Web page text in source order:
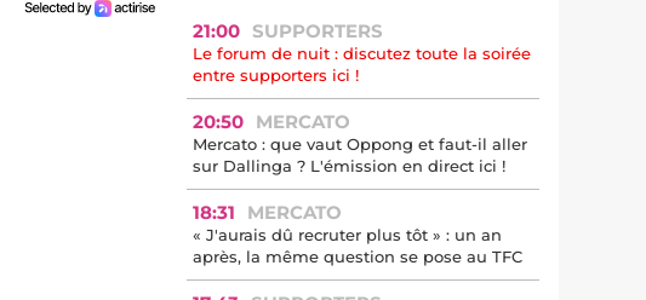
21:00 SUPPORTERS
Le forum de nuit : discutez toute la soirée
entre supporters ici !
20:50 MERCATO
Mercato : que vaut Oppong et faut-il aller
sur Dallinga ? L'émission en direct ici !
18:31 MERCATO
« J'aurais dû recruter plus tôt » : un an
après, la même question se pose au TFC